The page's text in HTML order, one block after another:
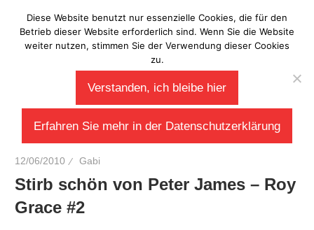
Inhalt
springen
Laberladen
12/06/2010 Gabi
Stirb schön von Peter James – Roy
Grace #2
Diese Website benutzt nur essenzielle Cookies, die für den
Betrieb dieser Website erforderlich sind. Wenn Sie die Website
weiter nutzen, stimmen Sie der Verwendung dieser Cookies
zu.
Verstanden, ich bleibe hier
Erfahren Sie mehr in der Datenschutzerklärung